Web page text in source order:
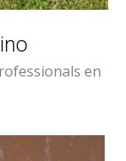
en